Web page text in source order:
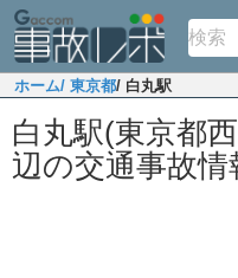
ホーム/ 東京都/ 白丸駅
白丸駅(東京都
辺の交通事故情